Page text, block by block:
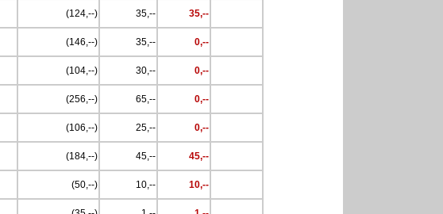
(124,--) 35,-- 35,--
(146,--) 35,-- 0,--
(104,--) 30,-- 0,--
(256,--) 65,-- 0,--
(106,--) 25,-- 0,--
(184,--) 45,-- 45,--
(50,--) 10,-- 10,--